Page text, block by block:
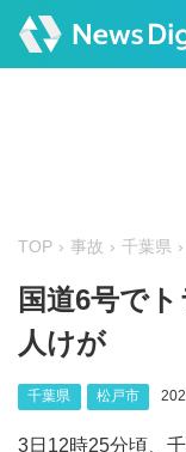
TOP 事故 千葉県
国道6号で
人けが
千葉県 松戸市
3日12時25分頃、